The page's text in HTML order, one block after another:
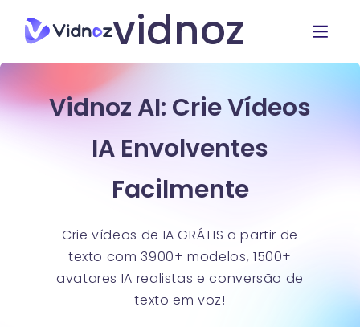
vidnoz
Vidnoz AI: Crie Vídeos
IA Envolventes
Facilmente
Crie vídeos de IA GRÁTIS a partir de
texto com 3900+ modelos, 1500+
avatares IA realistas e conversão de
texto em voz!